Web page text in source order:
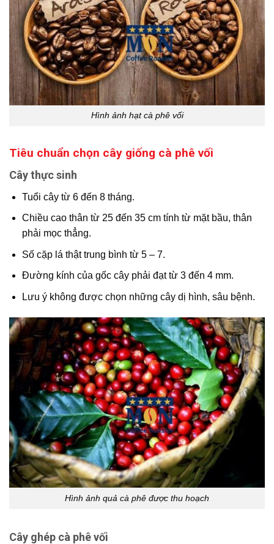
Hình ảnh hạt cà phê vối
Tiêu chuẩn chọn cây giống cà phê vối
Cây thực sinh
Tuổi cây từ 6 đến 8 tháng.
Chiều cao thân từ 25 đến 35 cm tính từ mặt bầu, thân
phải mọc thẳng.
Số cặp lá thật trung bình từ 5 – 7.
Đường kính của gốc cây phải đạt từ 3 đến 4 mm.
Lưu ý không được chọn những cây dị hình, sâu bệnh.
Hình ảnh quả cà phê được thu hoạch
Cây ghép cà phê vối